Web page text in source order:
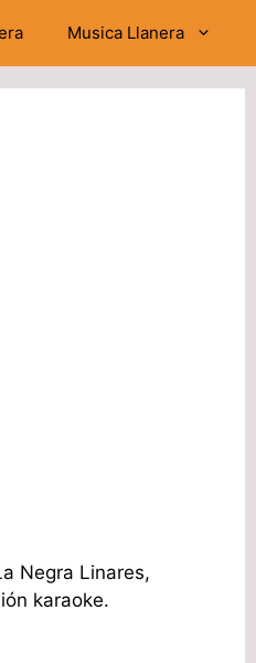
Musica Llanera
Negra Linares,
karaoke.